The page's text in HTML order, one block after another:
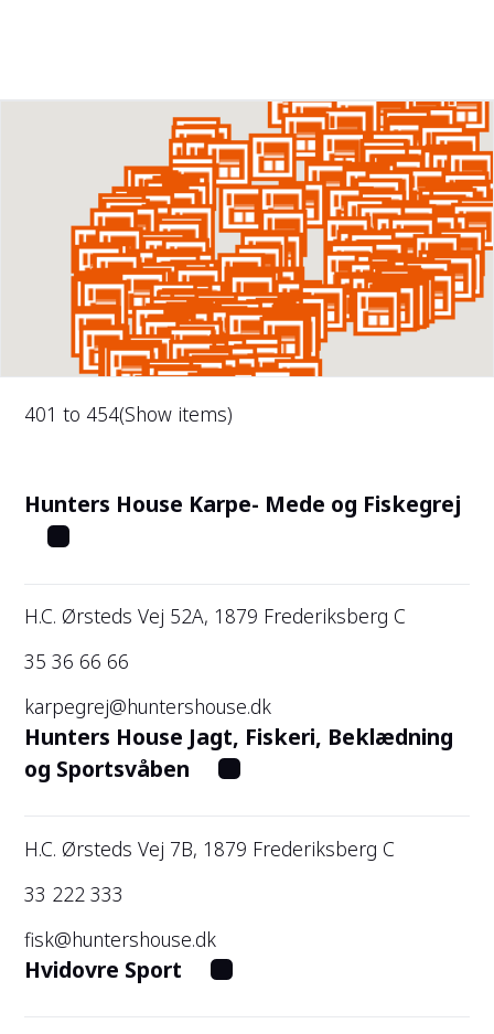
401 to 454(Show items)
Hunters House Karpe- Mede og Fiskegrej
H.C. Ørsteds Vej 52A, 1879 Frederiksberg C
35 36 66 66
karpegrej@huntershouse.dk
Hunters House Jagt, Fiskeri, Beklædning
og Sportsvåben
H.C. Ørsteds Vej 7B, 1879 Frederiksberg C
33 222 333
fisk@huntershouse.dk
Hvidovre Sport